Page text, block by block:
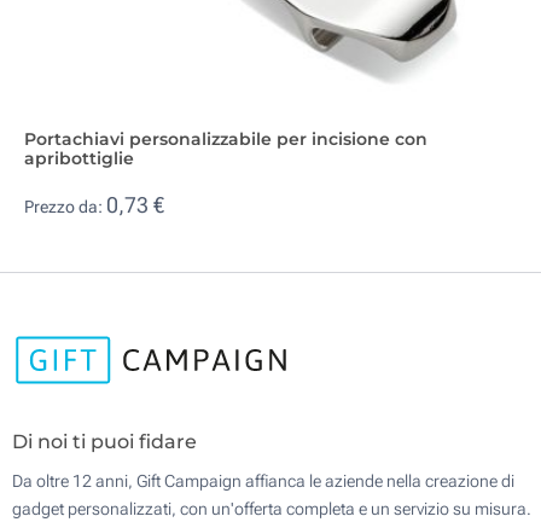
Portachiavi personalizzabile per incisione con
apribottiglie
Prezzo da: 0,73 €
Di noi ti puoi fidare
Da oltre 12 anni, Gift Campaign affianca le aziende nella creazione di
gadget personalizzati, con un'offerta completa e un servizio su misura.